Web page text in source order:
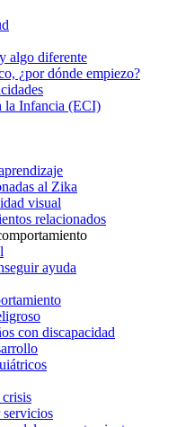
algo diferente
¿por dónde empiezo?
la Infancia (ECI)
al Zika
visual
relacionados
ayuda
con discapacidad
servicios